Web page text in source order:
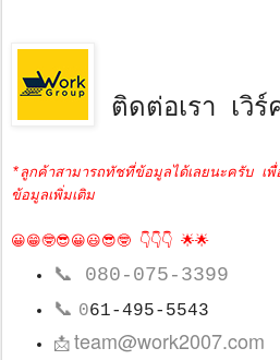
ติดต่อเรา เวิร์
*ลูกค้าสามารถทัชที่ข้อมูลได้เลยนะครับ เพื่
ข้อมูลเพิ่มเติม
😀😁🤓😎😀😃😎🤓 👇👇👇 🌟🌟
📞 080-075-3399
📞 061-495-5543
📩team@work2007.com